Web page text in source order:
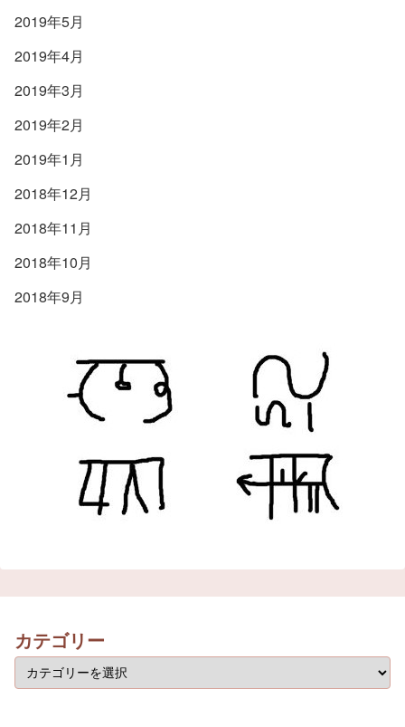
2019年5月
2019年4月
2019年3月
2019年2月
2019年1月
2018年12月
2018年11月
2018年10月
2018年9月
カテゴリー